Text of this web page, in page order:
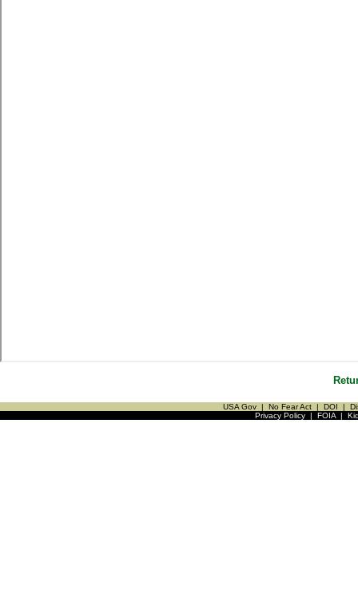
USA Gov | No Fear Act | DOI |
Privacy Policy| FOIA|